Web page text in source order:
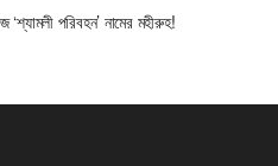
পরিবহন’ নামের মহীরুহ!